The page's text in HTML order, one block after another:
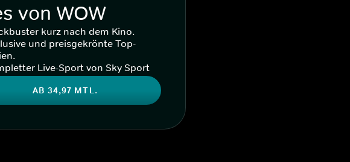
von WOW
kurz nach dem Kino.
und preisgekrönte Top-
Live-Sport von Sky Sport
AB 34,97 MTL.